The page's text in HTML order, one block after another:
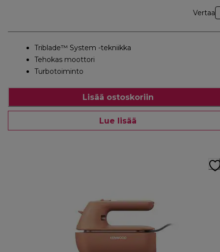
Vertaa
Triblade™ System -tekniikka
Tehokas moottori
Turbotoiminto
Lisää ostoskoriin
Lue lisää